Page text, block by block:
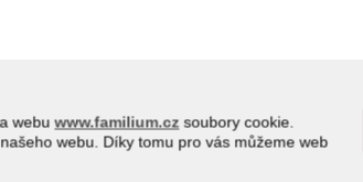
webuwww.familium.cz soubory cookie.
webu. Díky tomu pro vás můžeme web